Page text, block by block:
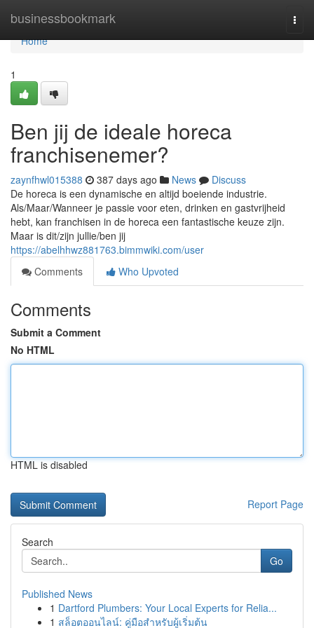
businessbookmark
Home
Home
1
Ben jij de ideale horeca
franchisenemer?
zaynfhwl015388 387 days ago News
Discuss
De horeca is een dynamische en altijd boeiende industrie.
Als/Maar/Wanneer je passie voor eten, drinken en gastvrijheid
hebt, kan franchisen in de horeca een fantastische keuze zijn.
Maar is dit/zijn jullie/ben jij
https://abelhhwz881763.bimmwiki.com/user
Comments
Who Upvoted
Comments
Submit a Comment
No HTML
HTML is disabled
Report Page
Search
Go
Published News
1 Dartford Plumbers: Your Local Experts for Relia...
1 สล็อตออนไลน์: คู่มือสำหรับผู้เริ่มต้น